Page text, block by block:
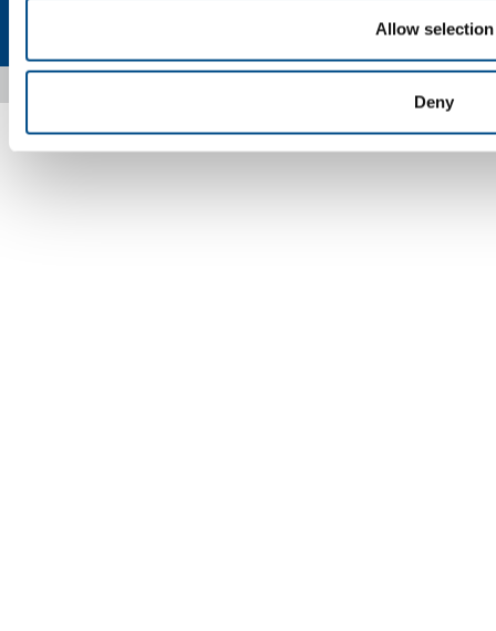
Allow selection
Deny